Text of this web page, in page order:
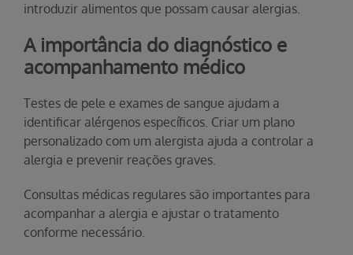
introduzir alimentos que possam causar alergias.
A importância do diagnóstico e
acompanhamento médico
Testes de pele e exames de sangue ajudam a
identificar alérgenos específicos. Criar um plano
personalizado com um alergista ajuda a controlar a
alergia e prevenir reações graves.
Consultas médicas regulares são importantes para
acompanhar a alergia e ajustar o tratamento
conforme necessário.